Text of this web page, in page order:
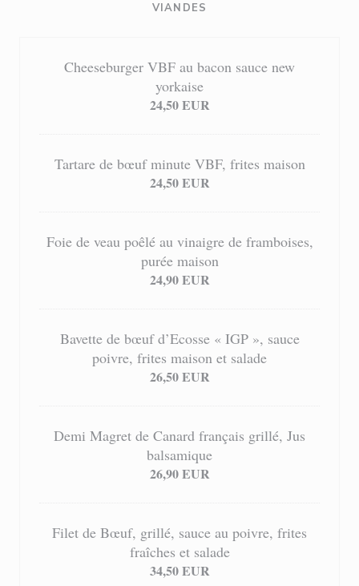
VIANDES
Cheeseburger VBF au bacon sauce new
yorkaise
24,50 EUR
Tartare de bœuf minute VBF, frites maison
24,50 EUR
Foie de veau poêlé au vinaigre de framboises,
purée maison
24,90 EUR
Bavette de bœuf d’Ecosse « IGP », sauce
poivre, frites maison et salade
26,50 EUR
Demi Magret de Canard français grillé, Jus
balsamique
26,90 EUR
Filet de Bœuf, grillé, sauce au poivre, frites
fraîches et salade
34,50 EUR